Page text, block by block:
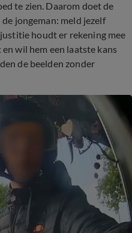
te zien. Daarom doet de
jongeman: meld jezelf
houdt er rekening mee
wil hem een laatste kans
de beelden zonder